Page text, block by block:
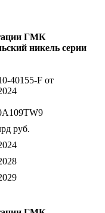
ГМК
никель серии
40155-F от
руб.